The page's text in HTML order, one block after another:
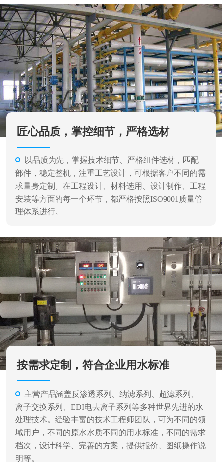
匠心品质，掌控细节，严格选材
以品质为先，掌握技术细节、严格组件选材，匹配
部件，稳定整机，注重工艺设计，可根据客户不同的需
求量身定制。在工程设计、材料选用、设计制作、工程
安装等方面的每一个环节，都严格按照ISO9001质量管
理体系进行。
按需求定制，符合企业用水标准
主营产品涵盖反渗透系列、纳滤系列、超滤系列、
离子交换系列、EDI电去离子系列等多种世界先进的水
处理技术。经验丰富的技术工程师团队，可为不同的领
域用户，不同的原水水质不同的用水标准，不同的需求
档次，设计科学、完善的方案，提供报价、图纸操作说
明等。